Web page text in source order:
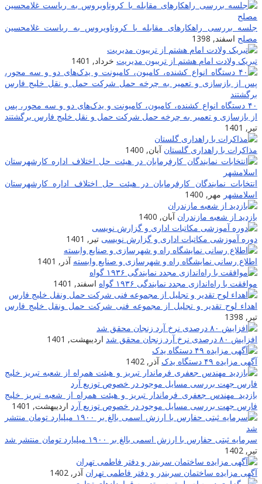
جلسه بررسی راهکارهای مقابله با کروناویروس به ریاست غلامحسین
مصلح اسفند, 1398
تبریک ولادت امام هشتم از تریبون مدیریت خرداد, 1401
۴۰ دستگاه انواع کشنده، کامیون، کامیونت و یدک‌های دو و سه محور، پس
از بازسازی و تعمیر به چرخه حمل شرکت حمل و نقل خلیج فارس برگشتند
تیر, 1401
مذاکرات با راهداری گلستان آبان, 1400
انتخابات نمایندگان کارفرمایان در هیئت حل اختلاف اداره کارشهرستان
اسلامشهر مهر, 1400
بازدید از شعبه مازندران آبان, 1400
دوره آموزشی مکاتبات اداری و گزارش نویسی تیر, 1401
اطلاع رسانی نمایشگاه راه و شهرسازی و صنایع وابسته آذر, 1401
موافقت با راه‌اندازی مجدد نمایندگی ۱۹۳۶ گواه
اسفند, 1401
اهداء لوح تقدیر و تجلیل از مجموعه فنی شرکت حمل ونقل خلیج فارس
تیر, 1398
افزایش ۸۰ درصدی نرخ آرد زنجان محقق شد
اردیبهشت, 1401
آگهی مزایده ۴۹ دستگاه یدک
آذر, 1402
بازدید مهندس جعفری فرماندار تبریز و هیئت همراه از شعبه تبریز خلیج
فارس جهت بررسی مسایل موجود در خصوص توزیع آرد اردیبهشت, 1401
سرمایه ثبتی حفارس با ارزش اسمی بالغ بر ۱۹۰۰ میلیارد تومان منتشر شد
تیر, 1402
آگهی مزایده ساختمان سربندر و دفتر فاطمی تهران آذر, 1402